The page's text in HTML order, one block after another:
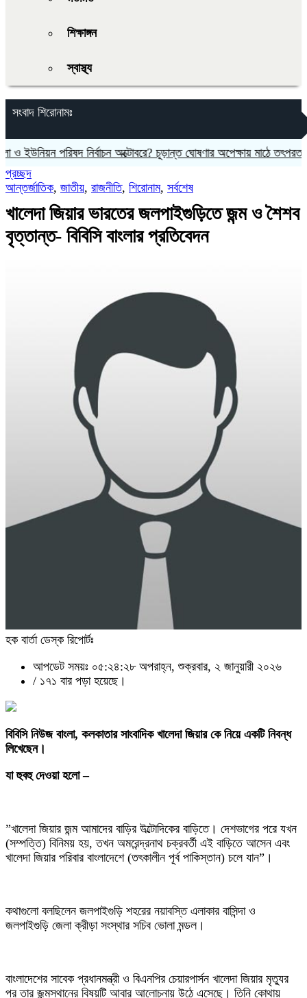
শিক্ষাঙ্গন
স্বাস্থ্য
সংবাদ শিরোনামঃ
পরিষদ নির্বাচন অক্টোবরে? চূড়ান্ত ঘোষণার অপেক্ষায় মাঠে তৎপরতা জুলাই
প্রচ্ছদ
আন্তর্জাতিক, জাতীয়, রাজনীতি, শিরোনাম, সর্বশেষ
খালেদা জিয়ার ভারতের জলপাইগুড়িতে জন্ম ও শৈশব
বৃত্তান্ত- বিবিসি বাংলার প্রতিবেদন
হক বার্তা ডেস্ক রিপোর্টঃ
আপডেট সময়ঃ ০৫:২৪:২৮ অপরাহ্ন, শুক্রবার, ২ জানুয়ারী ২০২৬
/ ১৭১ বার পড়া হয়েছে।
‎বিবিসি নিউজ বাংলা, কলকাতার সাংবাদিক খালেদা জিয়ার কে নিয়ে একটি নিবন্ধ
লিখেছেন।
‎যা হুবহু দেওয়া হলো –
‎”খালেদা জিয়ার জন্ম আমাদের বাড়ির উল্টোদিকের বাড়িতে। দেশভাগের পরে যখন
(সম্পত্তি) বিনিময় হয়, তখন অমরেন্দ্রনাথ চক্রবর্তী এই বাড়িতে আসেন এবং
খালেদা জিয়ার পরিবার বাংলাদেশে (তৎকালীন পূর্ব পাকিস্তান) চলে যান”।
‎কথাগুলো বলছিলেন জলপাইগুড়ি শহরের নয়াবস্তি এলাকার বাসিন্দা ও
জলপাইগুড়ি জেলা ক্রীড়া সংস্থার সচিব ভোলা মন্ডল।
‎বাংলাদেশের সাবেক প্রধানমন্ত্রী ও বিএনপির চেয়ারপার্সন খালেদা জিয়ার মৃত্যুর
পর তার জন্মস্থানের বিষয়টি আবার আলোচনায় উঠে এসেছে। তিনি কোথায়